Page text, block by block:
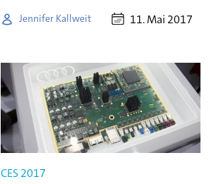
Jennifer Kallweit 11. Mai 2017
CES 2017